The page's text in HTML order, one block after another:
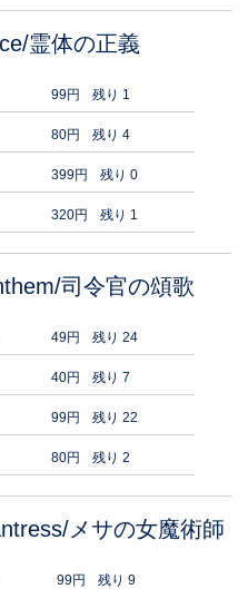
霊体の正義
99円 残り 1
80円 残り 4
399円 残り 0
320円 残り 1
司令官の頌歌
49円 残り 24
40円 残り 7
99円 残り 22
80円 残り 2
メサの女魔術師
99円 残り 9